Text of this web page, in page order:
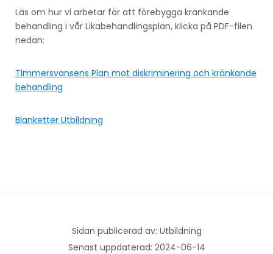
Läs om hur vi arbetar för att förebygga kränkande
behandling i vår Likabehandlingsplan, klicka på PDF-filen
nedan:
Timmersvansens Plan mot diskriminering och kränkande
behandling
Blanketter Utbildning
Sidan publicerad av: Utbildning
Senast uppdaterad: 2024-06-14